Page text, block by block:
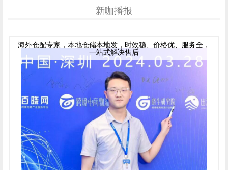
新咖播报
海外仓配专家，本地仓储本地发，时效稳、价格优、服务全，
一站式解决售后